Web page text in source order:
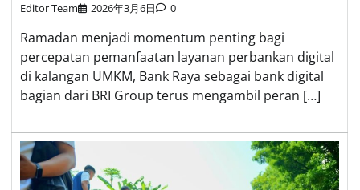
Editor Team 2026年3月6日 0
Ramadan menjadi momentum penting bagi
percepatan pemanfaatan layanan perbankan digital
di kalangan UMKM, Bank Raya sebagai bank digital
bagian dari BRI Group terus mengambil peran […]